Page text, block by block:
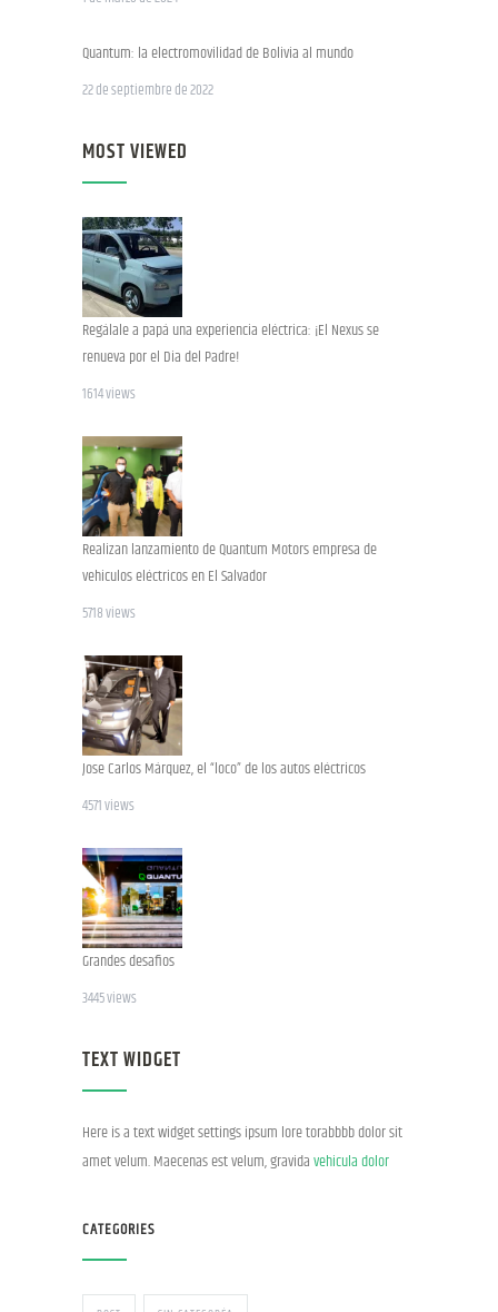
Quantum: la electromovilidad de Bolivia al mundo
22 de septiembre de 2022
MOST VIEWED
Regálale a papá una experiencia eléctrica: ¡El Nexus se
renueva por el Dia del Padre!
1614 views
Realizan lanzamiento de Quantum Motors empresa de
vehiculos eléctricos en El Salvador
5718 views
Jose Carlos Márquez, el “loco” de los autos eléctricos
4571 views
Grandes desafios
3445 views
TEXT WIDGET
Here is a text widget settings ipsum lore torabbbb dolor sit
amet velum. Maecenas est velum, gravidavehicula dolor
CATEGORIES